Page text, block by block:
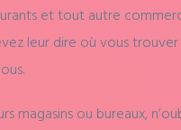
et tout autre
leur dire où vous
magasins ou bureaux,